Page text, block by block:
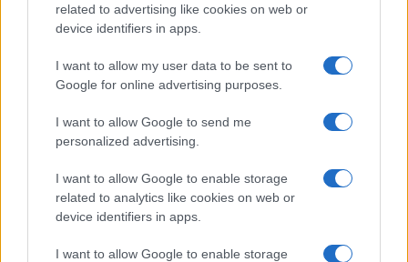
related to advertising like cookies on web or
device identifiers in apps.
I want to allow my user data to be sent to
Google for online advertising purposes.
I want to allow Google to send me
personalized advertising.
I want to allow Google to enable storage
related to analytics like cookies on web or
device identifiers in apps.
I want to allow Google to enable storage
Continua a leggere
BELLEZZA